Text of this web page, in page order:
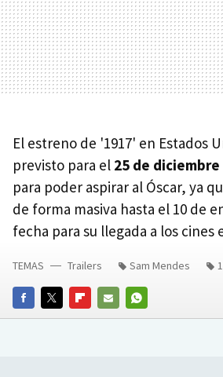
El estreno de '1917' en Estados
previsto para el 25 de diciembre
para poder aspirar al Óscar, ya
de forma masiva hasta el 10 de
fecha para su llegada a los cines
FACEBOOKTWITTERFLIPBOARD
E-
WHATSAPP
TEMAS Trailers Sam Mendes